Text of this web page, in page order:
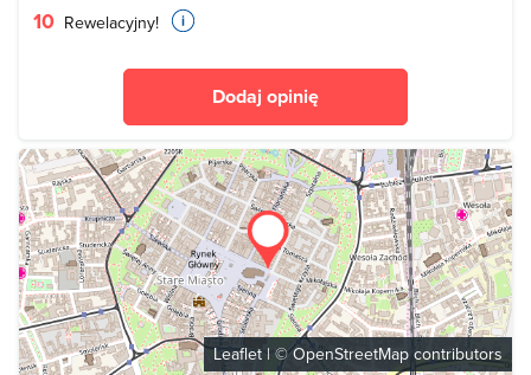
10 Rewelacyjny!
Dodaj opinię
Leaflet| ©OpenStreetMap contributors